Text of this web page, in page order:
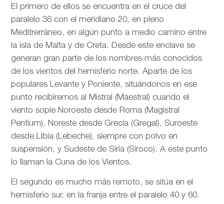
El primero de ellos se encuentra en el cruce del
paralelo 36 con el meridiano 20, en pleno
Meditrerráneo, en algún punto a medio camino entre
la isla de Malta y de Creta. Desde este enclave se
generan gran parte de los nombres más conocidos
de los vientos del hemisferio norte. Aparte de los
populares Levante y Poniente, situándonos en ese
punto recibiremos al Mistral (Maestral) cuando el
viento sople Noroeste desde Roma (Magistral
Pentium), Noreste desde Grecia (Gregal), Suroeste
desde Libia (Lebeche), siempre con polvo en
suspensión, y Sudeste de Siria (Siroco). A este punto
lo llaman la Cuna de los Vientos.
El segundo es mucho más remoto, se sitúa en el
hemisferio sur, en la franja entre el paralelo 40 y 60.